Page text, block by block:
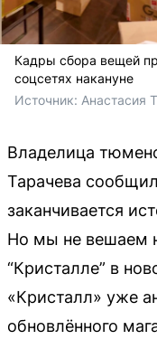
Кадры сбора вещей
соцсетях накануне
Источник: Анастасия
Владелица
Тарачева
заканчивается
Но мы не вешаем
“Кристалле” в
«Кристалл» уже
обновлённого